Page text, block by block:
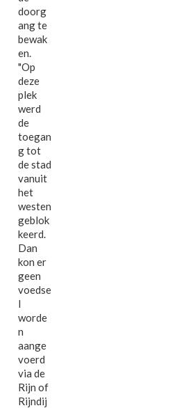
doorg
ang te
bewak
en.
"Op
deze
plek
werd
de
toegan
g tot
de stad
vanuit
het
westen
geblok
keerd.
Dan
kon er
geen
voedse
l
worde
n
aange
voerd
via de
Rijn of
Rijndij